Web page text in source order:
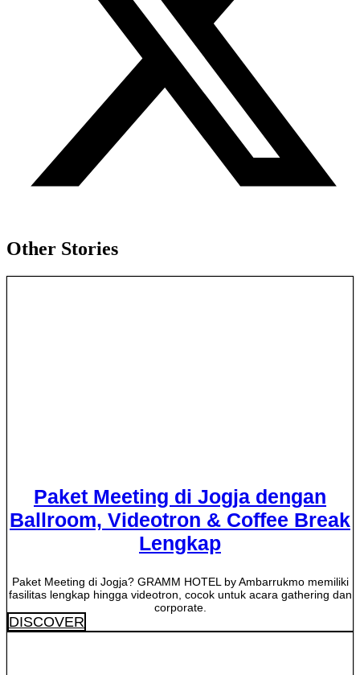
Other Stories
Paket Meeting di Jogja dengan
Ballroom, Videotron & Coffee Break
Lengkap
Paket Meeting di Jogja? GRAMM HOTEL by Ambarrukmo memiliki
fasilitas lengkap hingga videotron, cocok untuk acara gathering dan
corporate.
DISCOVER